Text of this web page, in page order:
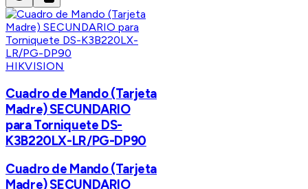
HIKVISION
Cuadro de Mando (Tarjeta
Madre) SECUNDARIO
para Torniquete DS-
K3B220LX-LR/PG-DP90
Cuadro de Mando (Tarjeta
Madre) SECUNDARIO